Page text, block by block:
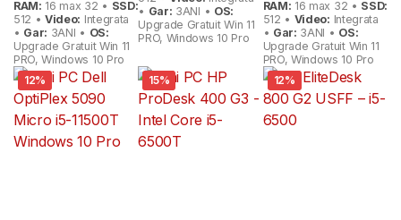
RAM: 16 max 32 • SSD:
512 •Video: Integrata
• Gar: 3ANI • OS:
Upgrade Gratuit Win 11
PRO, Windows 10 Pro
• Gar: 3ANI • OS:
Upgrade Gratuit Win 11
PRO, Windows 10 Pro
RAM: 16 max 32 • SSD:
512 • Video: Integrata
• Gar: 3ANI • OS:
Upgrade Gratuit Win 11
PRO, Windows 10 Pro
12%
15% 12%